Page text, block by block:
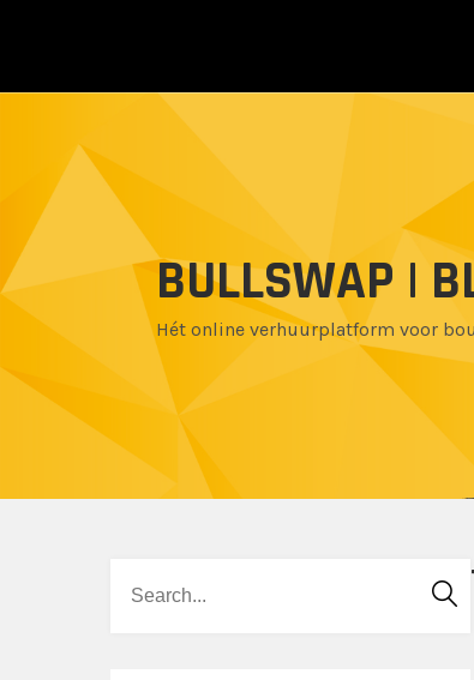
BULLSWAP |
Hét online verhuurplatform voor